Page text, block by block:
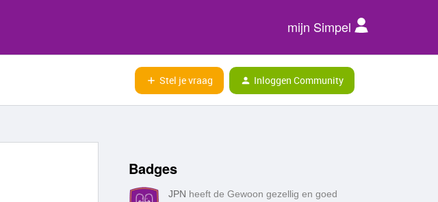
mijn Simpel
Stel je vraag Inloggen Community
Badges
JPN heeft de Gewoon gezellig en goed